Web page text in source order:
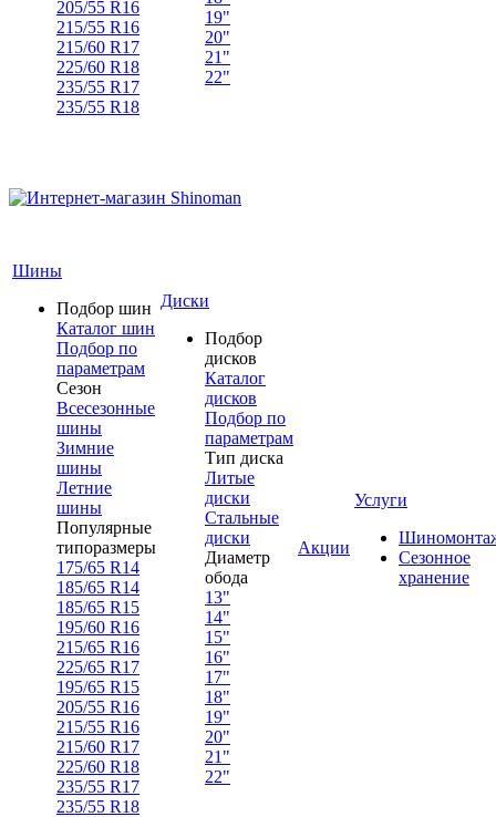
205/55 R16
215/55 R16
215/60 R17
225/60 R18
235/55 R17
235/55 R18
19"
20"
21"
22"
Шины
Подбор шин
Каталог шин
Подбор по
параметрам
Сезон
Всесезонные
шины
Зимние
шины
Летние
шины
Популярные
типоразмеры
175/65 R14
185/65 R14
185/65 R15
195/60 R16
215/65 R16
225/65 R17
195/65 R15
205/55 R16
215/55 R16
215/60 R17
225/60 R18
235/55 R17
235/55 R18
Диски
Подбор
дисков
Каталог
дисков
Подбор по
параметрам
Тип диска
Литые
диски
Стальные
диски
Диаметр
обода
13"
14"
15"
16"
17"
18"
19"
20"
21"
22"
Акции
Услуги
Сезонное
хранение